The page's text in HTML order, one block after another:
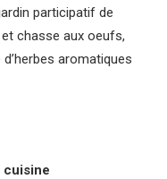
participatif de
chasse aux oeufs,
aromatiques
cuisine